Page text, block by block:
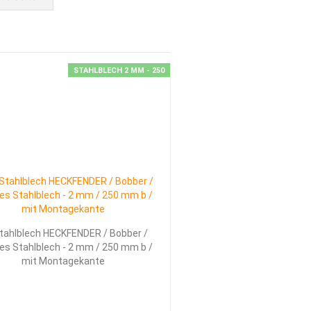
- WERK - HARLEY + INDIANSTAHLBLECH 2 MM - 250
HECK­FEN­DER / Bob­ber /
Stahl­blech - 2 mm / 250 mm b /
mit Mon­ta­ge­kan­te